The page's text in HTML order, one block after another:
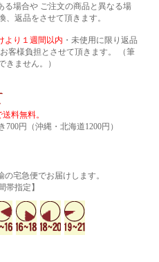
る場合や ご注文の商品と異なる場
、返品をさせて頂きます。
より１週間以内 ・未使用に限り返品
客様負担とさせて頂きます。 （筆
きません。）
料無料。
円（沖縄・北海道1200円）
宅急便でお届けします。
】